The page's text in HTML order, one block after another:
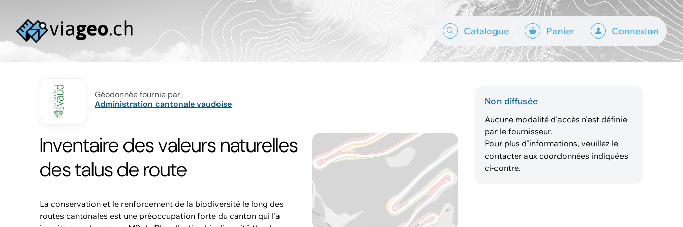
Catalogue Panier Connexion
Géodonnée fournie par
Administration cantonale vaudoise
Inventaire des valeurs naturelles
des talus de route
La conservation et le renforcement de la biodiversité le long des
routes cantonales est une préoccupation forte du canton qui l'a
Non diffusée
Aucune modalité d'accès n'est définie
par le fournisseur.
Pour plus d'informations, veuillez le
contacter aux coordonnées indiquées
ci-contre.